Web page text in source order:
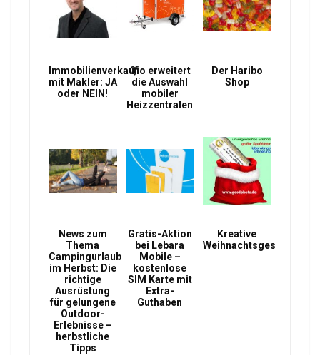
Immobilienverkauf
mit Makler: JA
oder NEIN!
Qio erweitert
die Auswahl
mobiler
Heizzentralen
Der Haribo
Shop
News zum
Thema
Campingurlaub
im Herbst: Die
richtige
Ausrüstung
für gelungene
Outdoor-
Erlebnisse –
herbstliche
Tipps
Gratis-Aktion
bei Lebara
Mobile –
kostenlose
SIM Karte mit
Extra-
Guthaben
Kreative
Weihnachtsgeschenke